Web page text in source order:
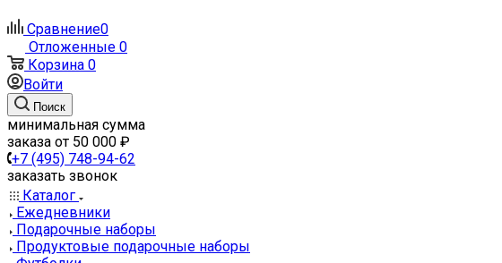
Сравнение0
Отложенные 0
Корзина 0
Войти
Поиск
минимальная сумма
заказа от 50 000 ₽
+7 (495) 748-94-62
заказать звонок
Каталог
Ежедневники
Подарочные наборы
Продуктовые подарочные наборы